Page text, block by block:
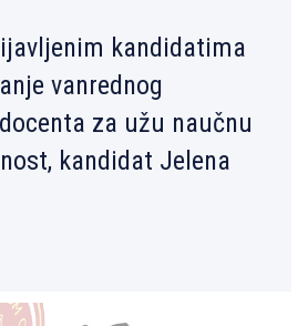
kandidatima
vanrednog
za užu naučnu
kandidat Jelena